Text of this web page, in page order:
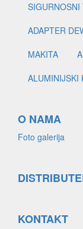
SIGURNOSNI
ADAPTER
MAKITA
ALUMINIJSKI
O NAMA
Foto galerija
KONTAKT